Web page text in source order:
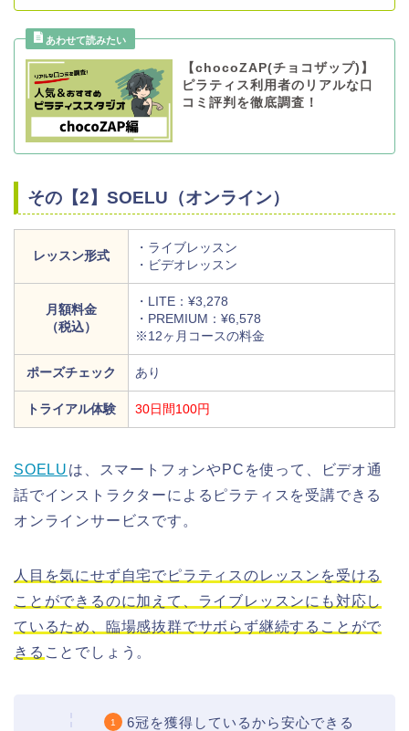
【chocoZAP(チョコザップ)】
ピラティス利用者のリアルな口
コミ評判を徹底調査！
その【2】SOELU（オンライン）
レッスン形式
・ライブレッスン
・ビデオレッスン
月額料金
（税込）
・LITE：¥3,278
・PREMIUM：¥6,578
※12ヶ月コースの料金
ポーズチェック あり
トライアル体験 30日間100円
SOELU は、
スマートフォンやPCを使って、ビデオ通
話でインストラクターによるピラティスを受講できる
オンラインサービスです。
人目を気にせず自宅でピラティスのレッスンを受ける
ことができるのに加えて、ライブレッスンにも対応し
ているため、臨場感抜群でサボらず継続することがで
きる ことでしょう。
6冠を獲得しているから安心できる